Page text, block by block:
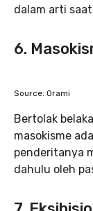
dalam arti
6.
Source: Orami
Bertolak
masokisme
penderitanya
dahulu oleh